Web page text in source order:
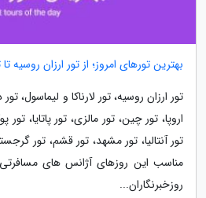
بهترین تورهای امروز؛ از تور ارزان روسیه تا
تور ارزان روسیه، تور لارناکا و لیماسول،
اروپا، تور چین، تور مالزی، تور پاتایا، تور
تور آنتالیا، تور مشهد، تور قشم، تور
مناسب این روزهای آژانس های
روزخبرنگاران...